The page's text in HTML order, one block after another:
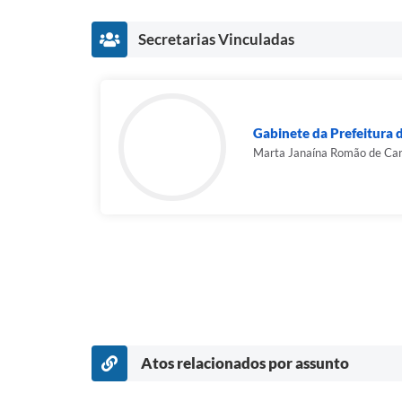
Secretarias Vinculadas
Gabinete da Prefeitura
Marta Janaína Romão de
Atos relacionados por assunto